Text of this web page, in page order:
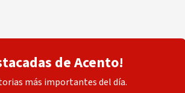
de Acento!
más importantes del día.